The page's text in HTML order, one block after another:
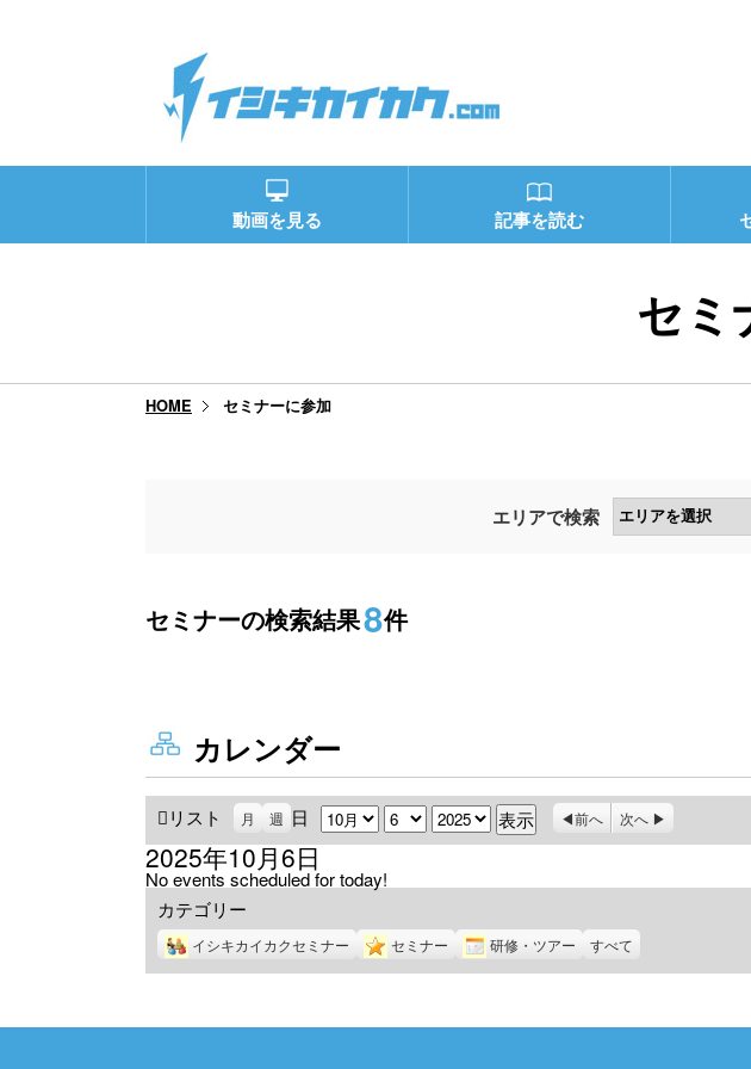
動画を見る 記事を読む
セミ
HOME セミナーに参加
エリアで検索
セミナーの検索結果8件
カレンダー
リスト
示
月 週 日 月 日 年 前へ 次へ
2025年10月6日
No events scheduled for today!
カテゴリー
イシキカイカクセミナー セミナー 研修・ツアー すべて